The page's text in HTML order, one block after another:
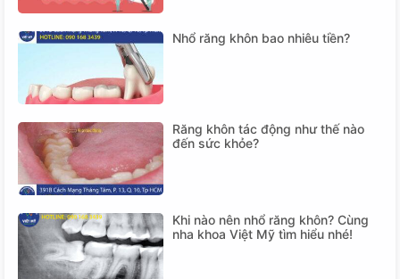
Nhổ răng khôn bao nhiêu tiền?
Răng khôn tác động như thế nào
đến sức khỏe?
Khi nào nên nhổ răng khôn? Cùng
nha khoa Việt Mỹ tìm hiểu nhé!